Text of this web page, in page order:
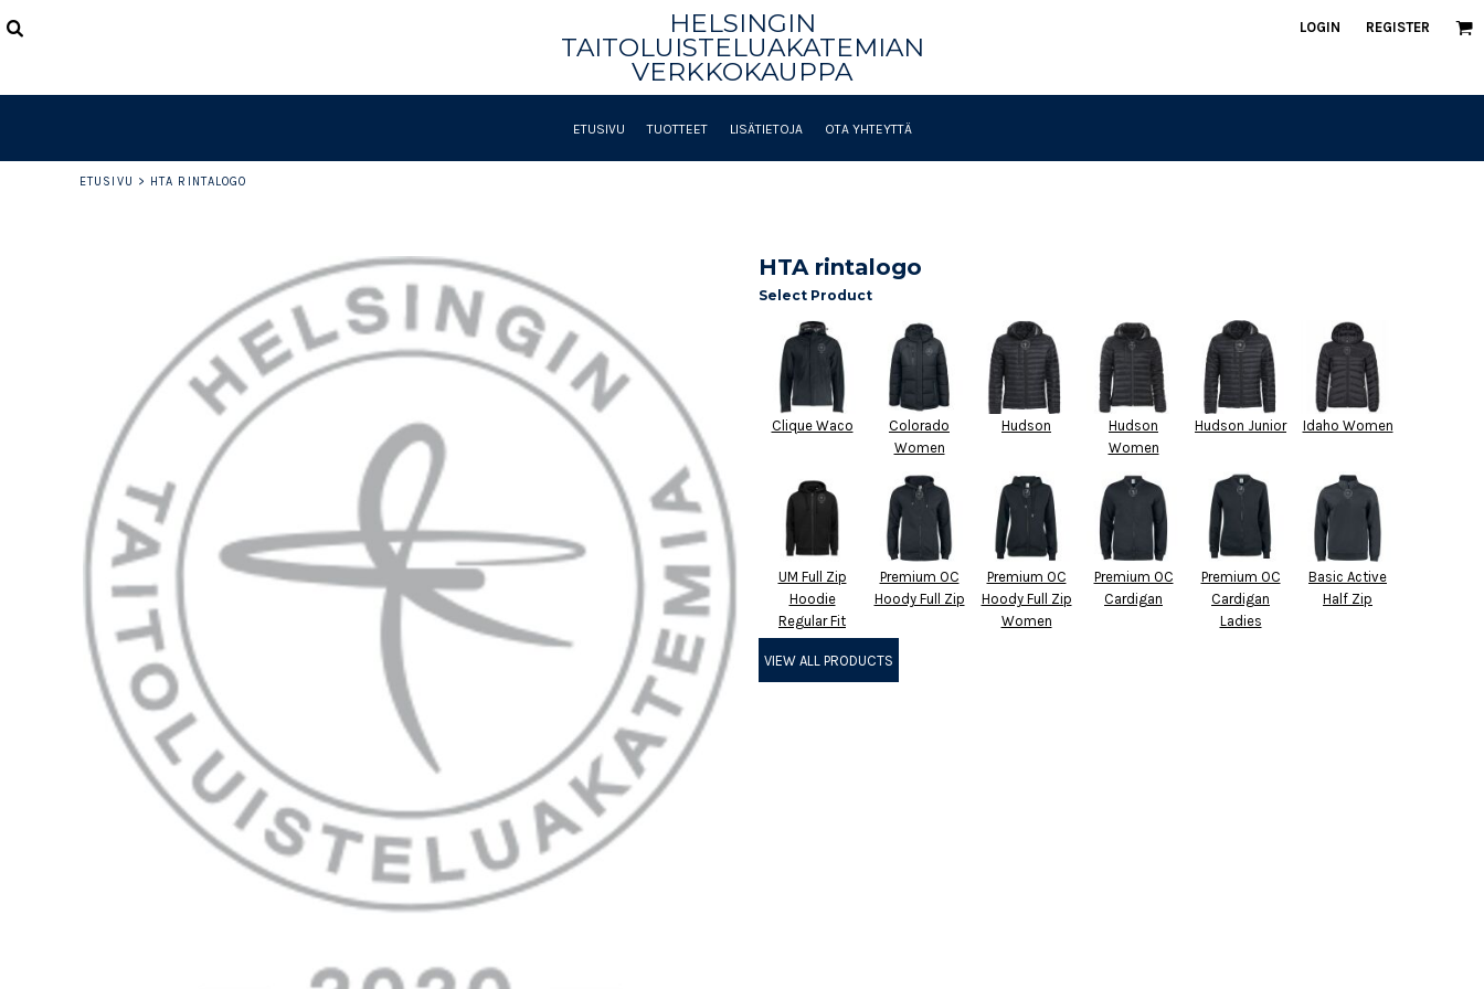
HELSINGIN
TAITOLUISTELUAKATEMIAN
VERKKOKAUPPA
LOGIN REGISTER
ETUSIVU TUOTTEET LISÄTIETOJA OTA YHTEYTTÄ
ETUSIVU > HTA RINTALOGO
HTA rintalogo
Select Product
Clique Waco
Colorado
Women
Hudson
Hudson
Women
Hudson Junior Idaho Women
UM Full Zip
Hoodie
Regular Fit
Premium OC
Hoody Full Zip
Premium OC
Hoody Full Zip
Women
Premium OC
Cardigan
Premium OC
Cardigan
Ladies
Basic Active
Half Zip
VIEW ALL PRODUCTS
OTA YHTEYTTÄ